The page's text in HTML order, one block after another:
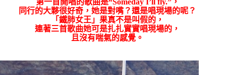
同行的大夥很好奇，她是對嘴？還是唱現場的呢？
「鐵肺女王」果真不是叫假的，
連著三首歌曲她可是扎扎實實唱現場的，
且沒有喘氣的感覺。